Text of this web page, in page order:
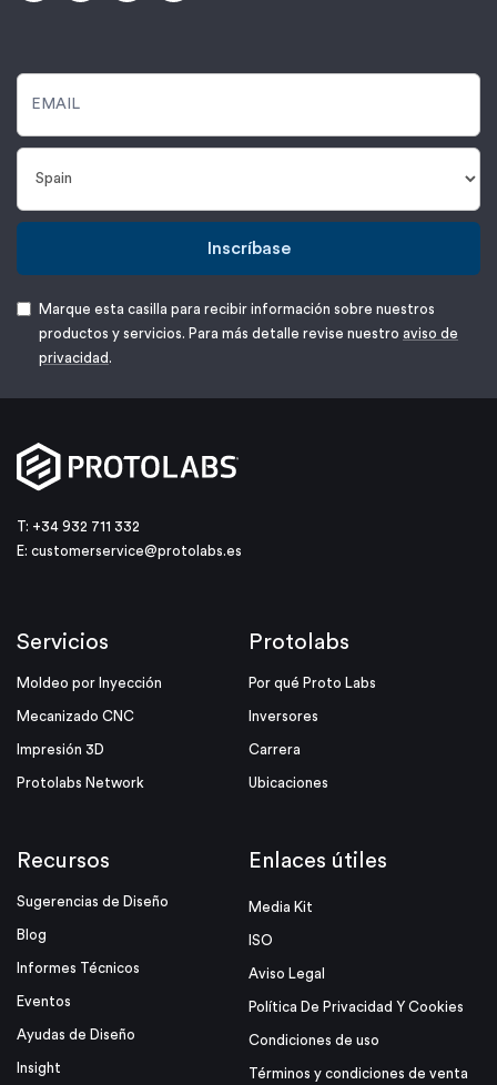
Inscríbase
Marque esta casilla para recibir información sobre nuestros
productos y servicios. Para más detalle revise nuestro aviso de
privacidad .
T: +34 932 711 332
E: customerservice@protolabs.es
Servicios
Moldeo por Inyección
Mecanizado CNC
Impresión 3D
Protolabs Network
Protolabs
Por qué Proto Labs
Inversores
Carrera
Ubicaciones
Recursos
Sugerencias de Diseño
Blog
Informes Técnicos
Eventos
Ayudas de Diseño
Insight
Enlaces útiles
Media Kit
ISO
Aviso Legal
Política De Privacidad Y Cookies
Condiciones de uso
Términos y condiciones de venta